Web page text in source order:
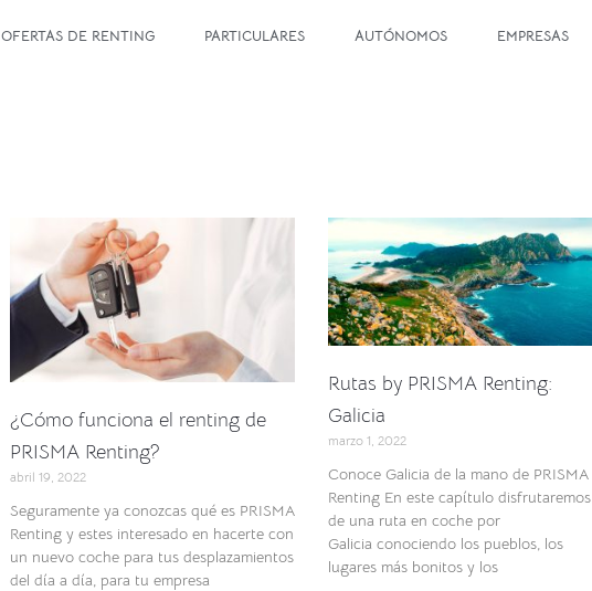
OFERTAS DE RENTING PARTICULARES AUTÓNOMOS EMPRESAS
¿Cómo funciona el renting de
PRISMA Renting?
abril 19, 2022
Seguramente ya conozcas qué es PRISMA
Renting y estes interesado en hacerte con
un nuevo coche para tus desplazamientos
del día a día, para tu empresa
Rutas by PRISMA Renting:
Galicia
marzo 1, 2022
Conoce Galicia de la mano de PRISMA
Renting En este capítulo disfrutaremos
de una ruta en coche por
Galicia conociendo los pueblos, los
lugares más bonitos y los